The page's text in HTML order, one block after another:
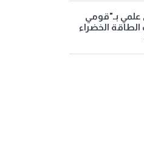
علمي بـ"قومي
الخضراء